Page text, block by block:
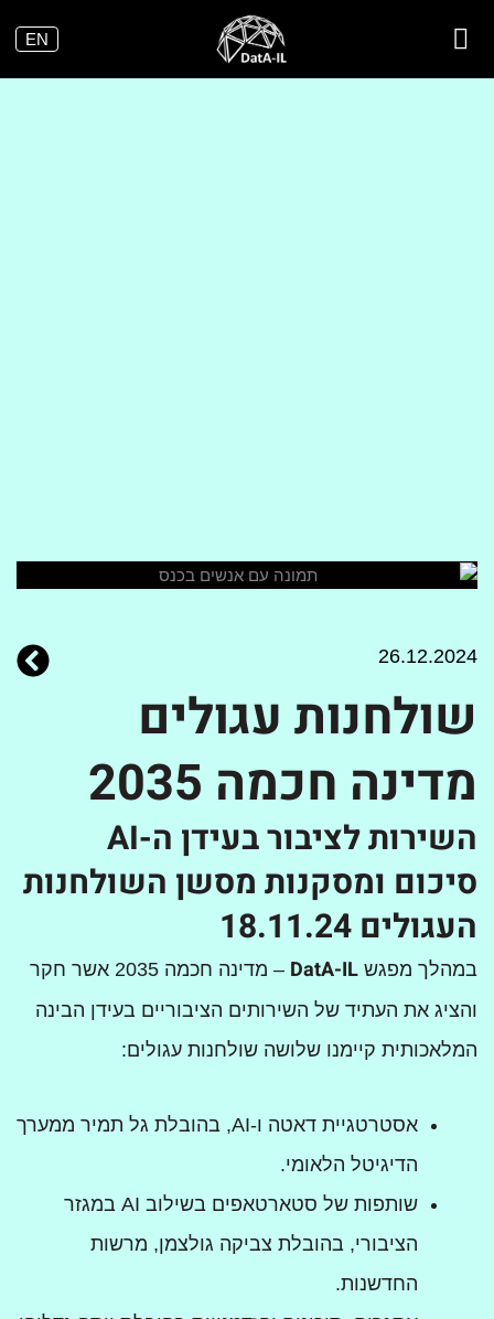
EN
26.12.2024
שולחנות עגולים
מדינה חכמה 2035
השירות לציבור בעידן ה-AI
סיכום ומסקנות מסשן השולחנות
העגולים 18.11.24
במהלך מפגש DatA-IL
– מדינה חכמה 2035 אשר חקר
והציג את העתיד של השירותים הציבוריים בעידן הבינה
המלאכותית קיימנו שלושה שולחנות עגולים:
אסטרטגיית דאטה ו-AI, בהובלת גל תמיר ממערך
הדיגיטל הלאומי.
שותפות של סטארטאפים בשילוב AI במגזר
הציבורי, בהובלת צביקה גולצמן, מרשות
החדשנות.